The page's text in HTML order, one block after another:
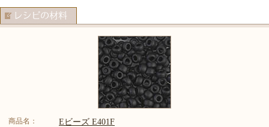
商品名： Eビーズ E401F